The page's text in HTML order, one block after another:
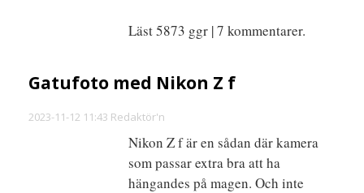
Läst 5873 ggr | 7 kommentarer.
Gatufoto med Nikon Z f
2023-11-12 11:43 Redaktör'n
Nikon Z f är en sådan där kamera
som passar extra bra att ha
hängandes på magen. Och inte